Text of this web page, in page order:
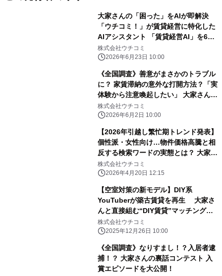
大家さんの「困った」をAIが即解決
「ウチコミ！」が賃貸経営に特化した
AIアシスタント 「賃貸経営AI」を6月
23日より無料提供開始
株式会社ウチコミ
2026年6月23日 10:00
《全国調査》善意がまさかのトラブル
に？ 家賃滞納の意外な打開方法？「実
体験から注意喚起したい」 大家さんの
裏話コンテスト 入賞エピソード大公
開！
株式会社ウチコミ
2026年6月2日 10:00
【2026年引越し繁忙期トレンド発表】
個性派・女性向け…物件価格高騰と相
反する検索ワードの実態とは？ 大家さ
ん直接募集のウチコミ！検索分析結果
発表
株式会社ウチコミ
2026年4月20日 12:15
【空室対策の新モデル】DIY系
YouTuberが築古賃貸を再生 大家さ
んと直接組む“DIY賃貸”マッチング企
画を開始 第1回は2026年2月3日から
施工開始
株式会社ウチコミ
2025年12月26日 10:00
《全国調査》なりすまし！？入居者逮
捕！？ 大家さんの裏話コンテスト 入
賞エピソードを大公開！